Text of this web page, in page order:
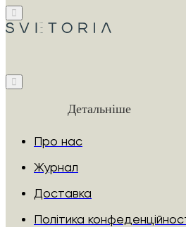
Детальніше
Про нас
Журнал
Доставка
Політика